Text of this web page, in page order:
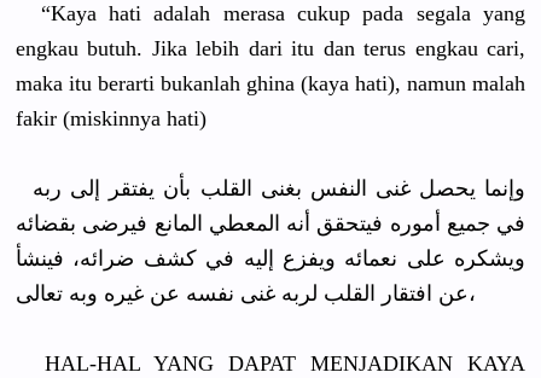
“Kaya hati adalah merasa cukup pada segala yang
engkau butuh. Jika lebih dari itu dan terus engkau cari,
maka itu berarti bukanlah ghina (kaya hati), namun malah
fakir (miskinnya hati)
في جميع أموره فيتحقق أنه المعطي المانع فيرضى بقضائه
ويشكره على نعمائه ويفزع إليه في كشف ضرائه، فينشأ
عن افتقار القلب لربه غنى نفسه عن غيره وبه تعالى،
HAL-HAL YANG DAPAT MENJADIKAN KAYA